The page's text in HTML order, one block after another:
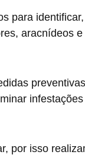
para
aracnídeos
por isso